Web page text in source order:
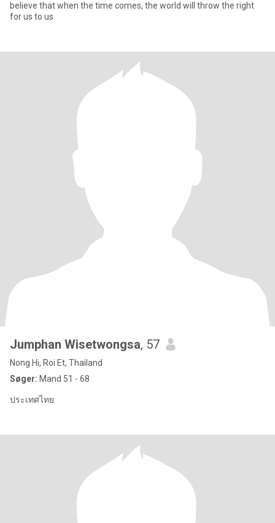
believe that when the time comes, the world will throw the right
for us to us.
Jumphan Wisetwongsa, 57
Nong Hi, Roi Et, Thailand
Søger: Mand 51 - 68
ประเทศไทย